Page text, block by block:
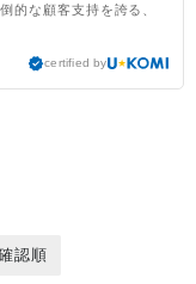
的な顧客支持を誇る、
certified by
認順